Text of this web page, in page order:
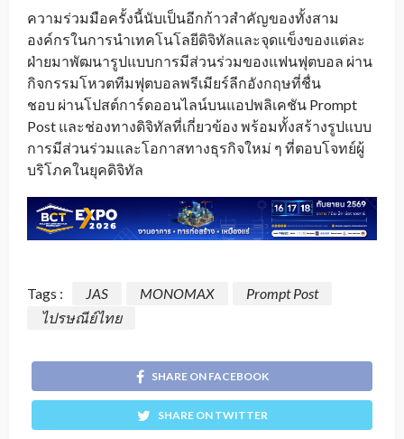
ความร่วมมือครั้งนี้นับเป็นอีกก้าวสำคัญของทั้งสาม
องค์กรในการนำเทคโนโลยีดิจิทัลและจุดแข็งของแต่ละ
ฝ่ายมาพัฒนารูปแบบการมีส่วนร่วมของแฟนฟุตบอล ผ่าน
กิจกรรมโหวตทีมฟุตบอลพรีเมียร์ลีกอังกฤษที่ชื่น
ชอบ ผ่านโปสต์การ์ดออนไลน์บนแอปพลิเคชัน Prompt
Post และช่องทางดิจิทัลที่เกี่ยวข้อง พร้อมทั้งสร้างรูปแบบ
การมีส่วนร่วมและโอกาสทางธุรกิจใหม่ ๆ ที่ตอบโจทย์ผู้
บริโภคในยุคดิจิทัล
Tags : JAS MONOMAX
Prompt Post
ไปรษณีย์ไทย
SHARE ON FACEBOOK
SHARE ON TWITTER